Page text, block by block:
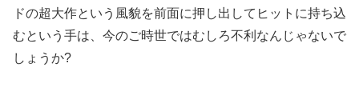
ドの超大作という風貌を前面に押し出してヒットに持ち込
むという手は、今のご時世ではむしろ不利なんじゃないで
しょうか?